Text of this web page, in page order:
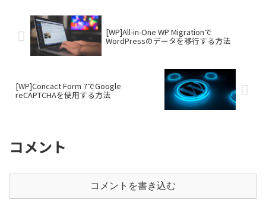
[WP]All-in-One WP Migrationで
WordPressのデータを移行する方法
[WP]Concact Form 7でGoogle
reCAPTCHAを使用する方法
コメント
コメントを書き込む